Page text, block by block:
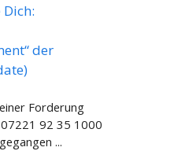
der
Forderung
92 35 1000
...